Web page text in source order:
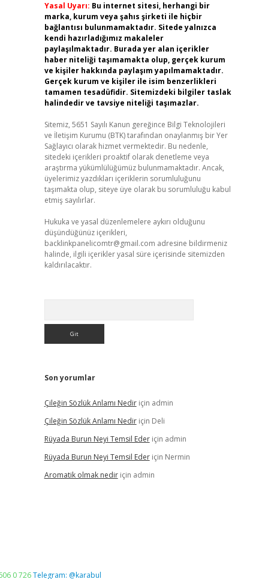
Yasal Uyarı: Bu internet sitesi, herhangi bir
marka, kurum veya şahıs şirketi ile hiçbir
bağlantısı bulunmamaktadır. Sitede yalnızca
kendi hazırladığımız makaleler
paylaşılmaktadır. Burada yer alan içerikler
haber niteliği taşımamakta olup, gerçek kurum
ve kişiler hakkında paylaşım yapılmamaktadır.
Gerçek kurum ve kişiler ile isim benzerlikleri
tamamen tesadüfidir. Sitemizdeki bilgiler taslak
halindedir ve tavsiye niteliği taşımazlar.
Sitemiz, 5651 Sayılı Kanun gereğince Bilgi Teknolojileri
ve İletişim Kurumu (BTK) tarafından onaylanmış bir Yer
Sağlayıcı olarak hizmet vermektedir. Bu nedenle,
sitedeki içerikleri proaktif olarak denetleme veya
araştırma yükümlülüğümüz bulunmamaktadır. Ancak,
üyelerimiz yazdıkları içeriklerin sorumluluğunu
taşımakta olup, siteye üye olarak bu sorumluluğu kabul
etmiş sayılırlar.
Hukuka ve yasal düzenlemelere aykırı olduğunu
düşündüğünüz içerikleri,
backlinkpanelicomtr@gmail.com adresine bildirmeniz
halinde, ilgili içerikler yasal süre içerisinde sitemizden
kaldırılacaktır.
Son yorumlar
Çileğin Sözlük Anlamı Nediriçin admin
Çileğin Sözlük Anlamı Nediriçin Deli
Rüyada Burun Neyi Temsil Ederiçin admin
Rüyada Burun Neyi Temsil Ederiçin Nermin
Aromatik olmak nediriçin admin
0 726Telegram: @karabul